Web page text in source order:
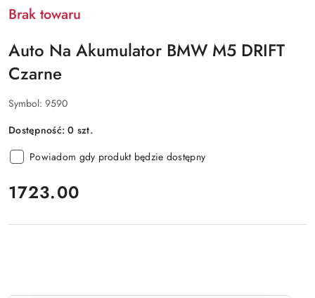
Brak towaru
Auto Na Akumulator BMW M5 DRIFT
Czarne
Symbol: 9590
Dostępność:0 szt.
Powiadom gdy produkt będzie dostępny
cena:
1723.00